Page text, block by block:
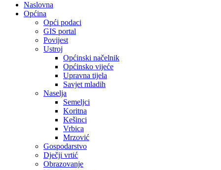
Naslovna
Općina
Opći podaci
GIS portal
Povijest
Ustroj
Općinski načelnik
Općinsko vijeće
Upravna tijela
Savjet mladih
Naselja
Semeljci
Koritna
Kešinci
Vrbica
Mrzović
Gospodarstvo
Dječji vrtić
Obrazovanje